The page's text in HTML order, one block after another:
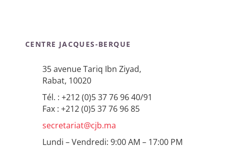
CENTRE JACQUES-BERQUE
35 avenue Tariq Ibn Ziyad,
Rabat, 10020
Tél. : +212 (0)5 37 76 96 40/91
Fax : +212 (0)5 37 76 96 85
secretariat@cjb.ma
Lundi – Vendredi: 9:00 AM – 17:00 PM